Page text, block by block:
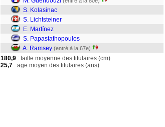
S. Kolasinac
S. Lichtsteiner
E. Martínez
S. Papastathopoulos
A. Ramsey (entré à la 67e)
180,9 : taille moyenne des titulaires (cm)
25,7 : age moyen des titulaires (ans)